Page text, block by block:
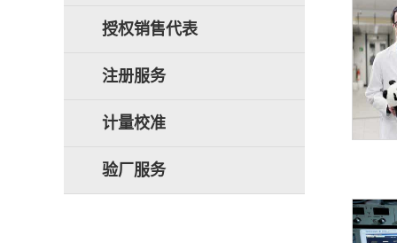
授权销售代表
注册服务
计量校准
验厂服务